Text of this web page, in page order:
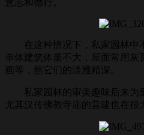
意志和德行。
在这种情况下，私家园林中
单体建筑体量不大，屋面常用
画等，然它们的淡雅精深。
私家园林的审美趣味后来为
尤其汉传佛教寺庙的营建也在很